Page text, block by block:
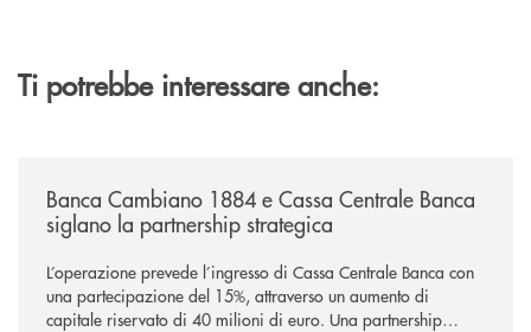
Ti potrebbe interessare anche:
Banca Cambiano 1884 e Cassa Centrale Banca
siglano la partnership strategica
L’operazione prevede l’ingresso di Cassa Centrale Banca con
una partecipazione del 15%, attraverso un aumento di
capitale riservato di 40 milioni di euro. Una partnership